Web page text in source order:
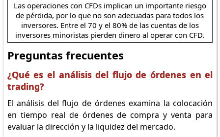
Las operaciones con CFDs implican un importante riesgo
de pérdida, por lo que no son adecuadas para todos los
inversores. Entre el 70 y el 80% de las cuentas de los
inversores minoristas pierden dinero al operar con CFD.
Preguntas frecuentes
¿Qué es el análisis del flujo de órdenes en el
trading?
El análisis del flujo de órdenes examina la colocación
en tiempo real de órdenes de compra y venta para
evaluar la dirección y la liquidez del mercado.